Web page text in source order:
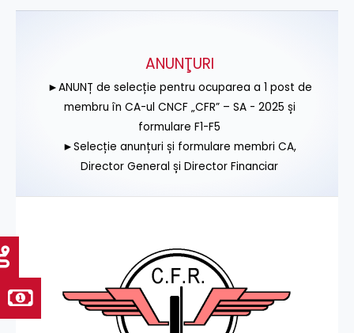
ANUNŢURI
►ANUNȚ de selecție pentru ocuparea a 1 post de
membru în CA-ul CNCF „CFR” – SA - 2025 și
formulare F1-F5
►Selecție anunțuri și formulare membri CA,
Director General și Director Financiar